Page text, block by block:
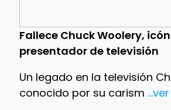
Fallece Chuck Woolery,
presentador de televisión
Un legado en la televisión
conocido por su carism